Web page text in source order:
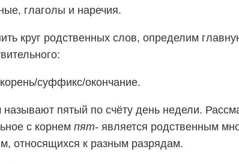
глаголы и наречия.
круг родственных слов, определим
суффикс/окончание.
пятый по счёту день недели.
с корнем пят- является родственным
относящихся к разным разрядам.